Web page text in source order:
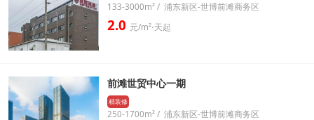
133-3000m² / 浦东新区-世博前滩商务区
2.0 元/m²⋅天起
前滩世贸中心一期
精装修
250-1700m² / 浦东新区-世博前滩商务区